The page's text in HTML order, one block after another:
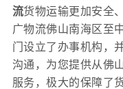
流货物运输更加安全
广物流佛山南海区至
门设立了办事机构，
沟通，为您提供从佛
服务，极大的保障了